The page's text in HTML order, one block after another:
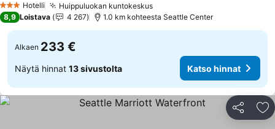
3 Tähtiluokitus
Hotelli Huippuluokan kuntokeskus
8,9 Loistava 4 267 1.0 km kohteesta Seattle Center
Alkaen 233 €
Näytä hinnat 13 sivustolta Katso hinnat
Jaa